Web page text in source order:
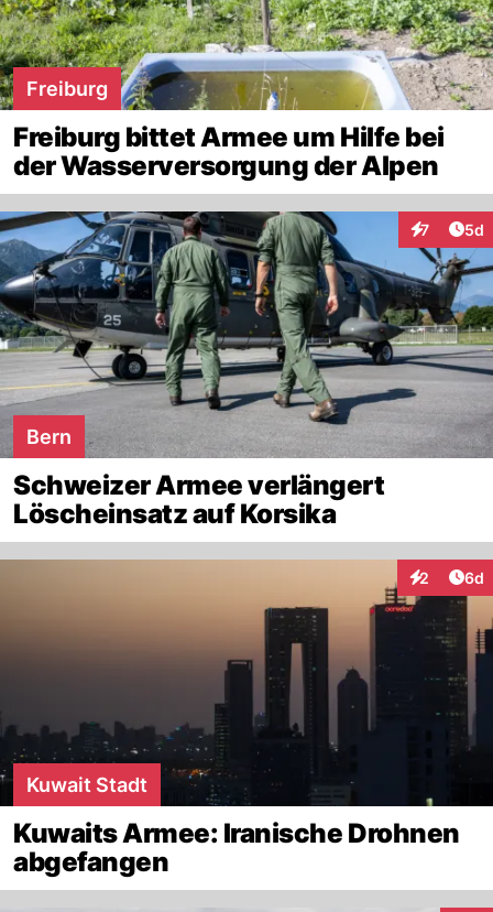
Freiburg
Freiburg bittet Armee um Hilfe bei
der Wasserversorgung der Alpen
7 5d
Bern
Schweizer Armee verlängert
Löscheinsatz auf Korsika
2 6d
Kuwait Stadt
Kuwaits Armee: Iranische Drohnen
abgefangen